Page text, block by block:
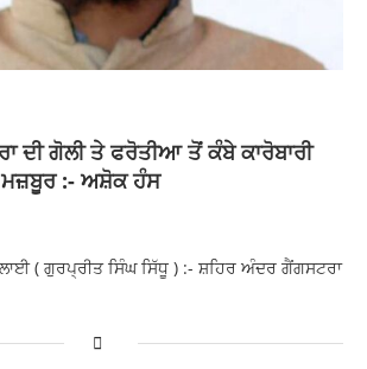
ਦੀ ਗੋਲੀ ਤੇ ਫਰੋਤੀਆ ਤੋਂ ਕੰਬੇ ਕਾਰੋਬਾਰੀ
:- ਅਸ਼ੋਕ ਹੰਸ
( ਗੁਰਪ੍ਰੀਤ ਸਿੰਘ ਸਿੱਧੂ ) :- ਸ਼ਹਿਰ ਅੰਦਰ ਗੈਂਗਸਟਰਾ